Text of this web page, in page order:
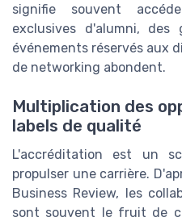
signifie souvent
exclusives d'alumni,
événements réservés aux
de networking abondent.
Multiplication des
labels de qualité
L'accréditation est un
propulser une carrière.
Business Review, les
sont souvent le fruit de